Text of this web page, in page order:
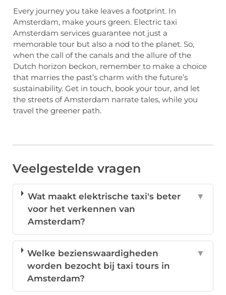
Every journey you take leaves a footprint. In
Amsterdam, make yours green. Electric taxi
Amsterdam services guarantee not just a
memorable tour but also a nod to the planet. So,
when the call of the canals and the allure of the
Dutch horizon beckon, remember to make a choice
that marries the past’s charm with the future’s
sustainability. Get in touch, book your tour, and let
the streets of Amsterdam narrate tales, while you
travel the greener path.
Veelgestelde vragen
Wat maakt elektrische taxi's beter
voor het verkennen van
Amsterdam?
▼
Welke bezienswaardigheden
worden bezocht bij taxi tours in
Amsterdam?
▼